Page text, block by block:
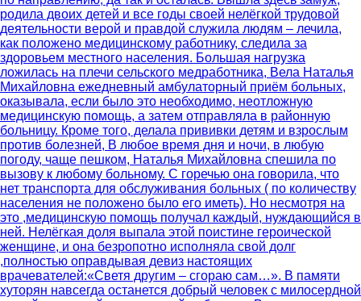
родила двоих детей и все годы своей нелёгкой трудовой
деятельности верой и правдой служила людям – лечила,
как положено медицинскому работнику, следила за
здоровьем местного населения. Большая нагрузка
ложилась на плечи сельского медработника, Вела Наталья
Михайловна ежедневный амбулаторный приём больных,
оказывала, если было это необходимо, неотложную
медицинскую помощь, а затем отправляла в районную
больницу. Кроме того, делала прививки детям и взрослым
против болезней, В любое время дня и ночи, в любую
погоду, чаще пешком, Наталья Михайловна спешила по
вызову к любому больному. С горечью она говорила, что
нет транспорта для обслуживания больных ( по количеству
населения не положено было его иметь). Но несмотря на
это ,медицинскую помощь получал каждый, нуждающийся в
ней. Нелёгкая доля выпала этой поистине героической
женщине, и она безропотно исполняла свой долг
,полностью оправдывая девиз настоящих
врачевателей:«Светя другим – сгораю сам…». В памяти
хуторян навсегда останется добрый человек с милосердной